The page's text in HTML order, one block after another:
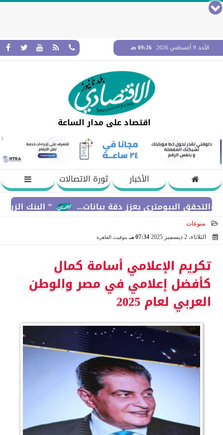
الأحد 9 أغسطس 2026 09:26 صـ
اقتصاد على مدار الساعة
الأخبار
ثورة الاتصالات
” البنك الزراعي
يعزز دقة بيانات...
منوعات
الثلاثاء، 2 ديسمبر 2025
07:34 مـ بتوقيت القاهرة
تكريم الإعلامي أسامة كمال
كأفضل إعلامي في مصر والوطن
العربي لعام 2025